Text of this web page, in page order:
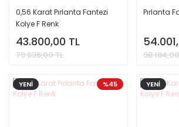
0,56 Karat Pırlanta Fantezi
Kolye F Renk
43.800,00 TL
79.636,00 TL
Pırlanta
%45
YENİ YENİ